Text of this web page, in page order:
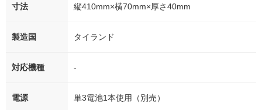
寸法 縦410mm×横70mm×厚さ40mm
製造国 タイランド
対応機種 -
電源 単3電池1本使用（別売）